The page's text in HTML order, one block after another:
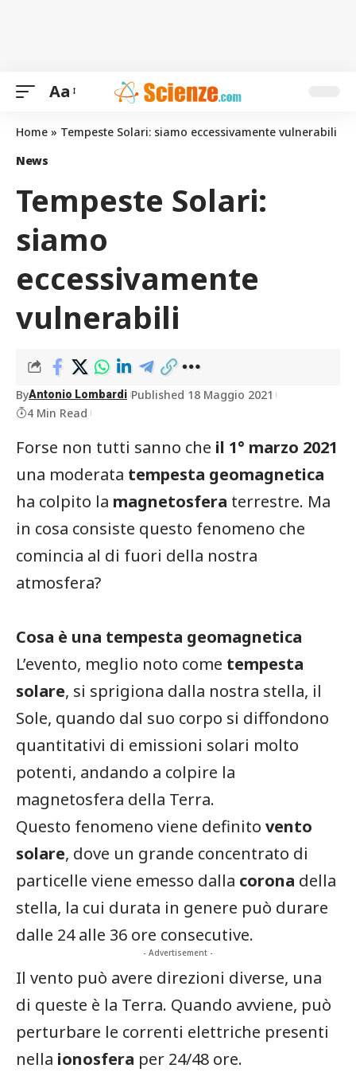
Aa
Home » Tempeste Solari: siamo eccessivamente vulnerabili
News
Tempeste Solari:
siamo
eccessivamente
vulnerabili
ByAntonio Lombardi Published 18 Maggio 2021
4 Min Read
Forse non tutti sanno che il 1° marzo 2021
una moderata tempesta geomagnetica
ha colpito la magnetosfera terrestre. Ma
in cosa consiste questo fenomeno che
comincia al di fuori della nostra
atmosfera?
Cosa è una tempesta geomagnetica
L’evento, meglio noto come tempesta
solare, si sprigiona dalla nostra stella, il
Sole, quando dal suo corpo si diffondono
quantitativi di emissioni solari molto
potenti, andando a colpire la
magnetosfera della Terra.
Questo fenomeno viene definito vento
solare, dove un grande concentrato di
particelle viene emesso dalla corona della
stella, la cui durata in genere può durare
dalle 24 alle 36 ore consecutive.
- Advertisement -
Il vento può avere direzioni diverse, una
di queste è la Terra. Quando avviene, può
perturbare le correnti elettriche presenti
nella ionosfera per 24/48 ore.